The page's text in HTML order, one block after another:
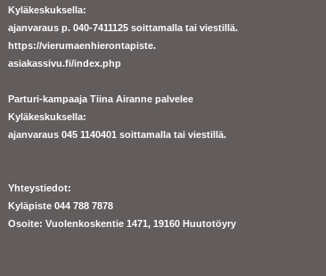
Kyläkeskuksella:
ajanvaraus p. 040-7411125 soittamalla tai viestillä.
https://vierumaenhierontapiste.
asiakassivu.fi/index.php
Parturi-kampaaja Tiina Airanne palvelee
Kyläkeskuksella:
ajanvaraus 045 1140401 soittamalla tai viestillä.
Yhteystiedot:
Kyläpiste 044 788 7878
Osoite: Vuolenkoskentie 1471, 19160 Huutotöyry